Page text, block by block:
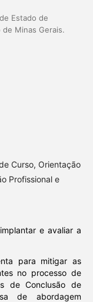
Estado de
Minas Gerais.
Curso, Orientação
Profissional e
e avaliar a
para mitigar as
no processo de
de Conclusão de
de abordagem